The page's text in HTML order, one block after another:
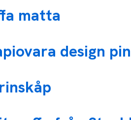
matta
design